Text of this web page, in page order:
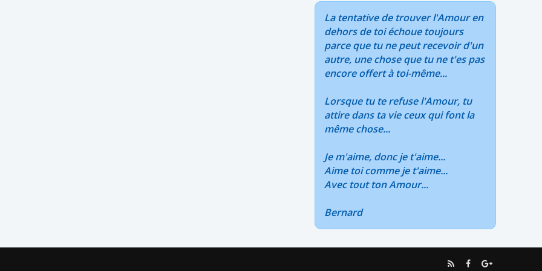
La tentative de trouver l'Amour en
dehors de toi échoue toujours
parce que tu ne peut recevoir d'un
autre, une chose que tu ne t'es pas
encore offert à toi-même...
Lorsque tu te refuse l'Amour, tu
attire dans ta vie ceux qui font la
même chose...
Je m'aime, donc je t'aime...
Aime toi comme je t'aime...
Avec tout ton Amour...
Bernard